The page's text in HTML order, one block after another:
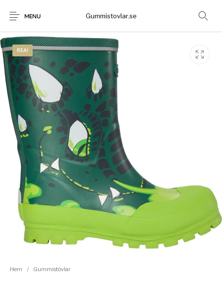
MENU Gummistovlar.se
Nyheter Rea!
REA!
Hem / Gummistövlar